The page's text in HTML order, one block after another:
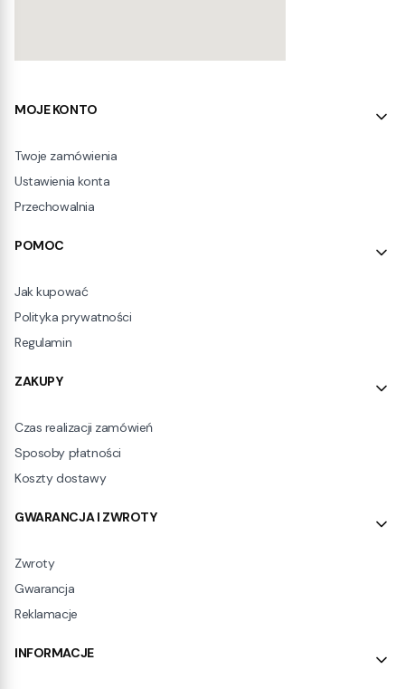
Linki w stopce
MOJE KONTO
Twoje zamówienia
Ustawienia konta
Przechowalnia
POMOC
Jak kupować
Polityka prywatności
Regulamin
ZAKUPY
Czas realizacji zamówień
Sposoby płatności
Koszty dostawy
GWARANCJA I ZWROTY
Zwroty
Gwarancja
Reklamacje
INFORMACJE